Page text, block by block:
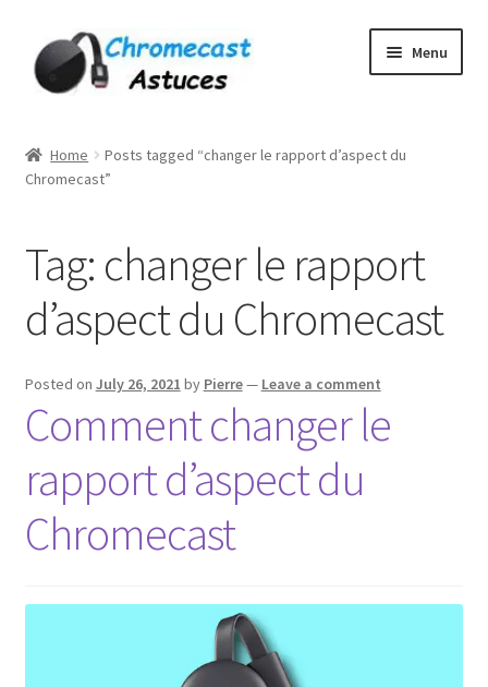
Skip
to
navigation
Skip
to
content
Menu
À PROPOS DE NOUS
Checkout
Gang Sheet Builder Test
My account
Politique de confidentialité
Home
Posts tagged “changer le rapport d’aspect du
Chromecast”
Tag: changer le rapport
d’aspect du Chromecast
Posted on July 26, 2021 by Pierre— Leave a comment
Comment changer le
rapport d’aspect du
Chromecast